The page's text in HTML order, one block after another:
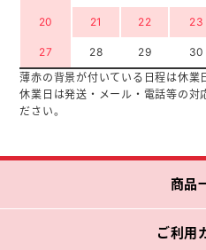
20 21 22 23
27 28 29
30
薄赤の背景が付いている日程は休業
休業日は発送・メール・電話等の対
ださい。
商品
ご利用